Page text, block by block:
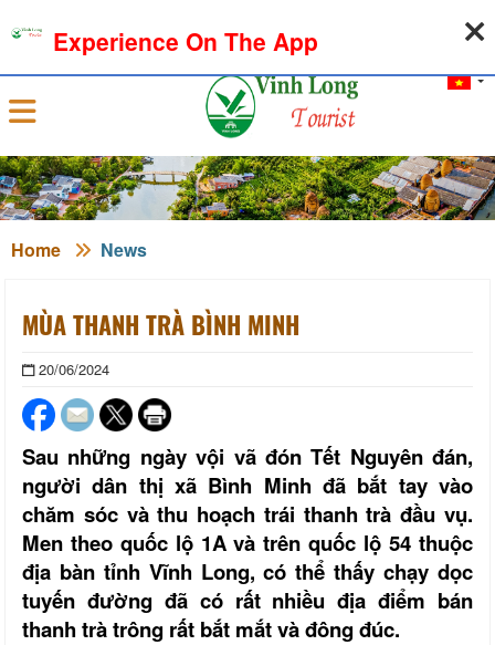
Sign in
Home News
MÙA THANH TRÀ BÌNH MINH
20/06/2024
Sau những ngày vội vã đón Tết Nguyên đán,
người dân thị xã Bình Minh đã bắt tay vào
chăm sóc và thu hoạch trái thanh trà đầu vụ.
Men theo quốc lộ 1A và trên quốc lộ 54 thuộc
địa bàn tỉnh Vĩnh Long, có thể thấy chạy dọc
tuyến đường đã có rất nhiều địa điểm bán
thanh trà trông rất bắt mắt và đông đúc.
Experience On The App